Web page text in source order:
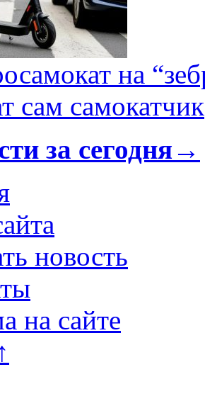
на
сам самокатчик
за сегодня→
новость
на сайте